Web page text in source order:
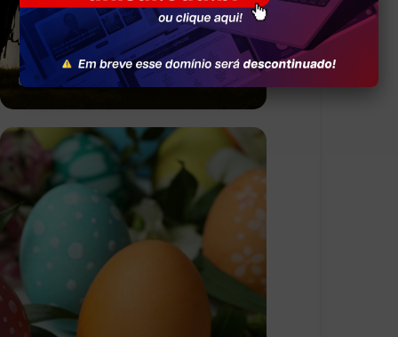
UNISAL Americana Promove
Mesa-Redonda para Refletir
sobre Conflitos e Direito
universal à Paz